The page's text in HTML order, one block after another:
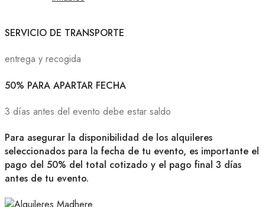
SERVICIO DE TRANSPORTE
entrega y recogida
50% PARA APARTAR FECHA
3 días antes del evento debe estar saldo
Para asegurar la disponibilidad de los alquileres
seleccionados para la fecha de tu evento, es importante el
pago del 50% del total cotizado y el pago final 3 días
antes de tu evento.